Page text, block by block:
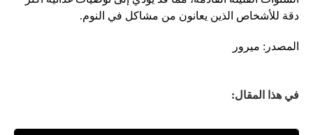
دقة للأشخاص الذين يعانون من مشاكل في النوم.
المصدر: ميرور
في هذا المقال: